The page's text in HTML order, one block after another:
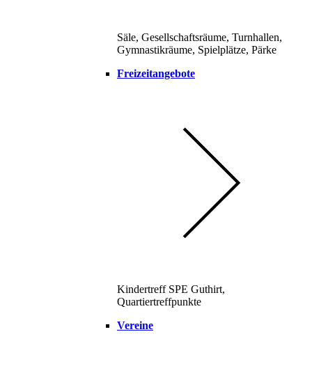
Säle, Gesellschaftsräume, Turnhallen,
Gymnastikräume, Spielplätze, Pärke
Freizeitangebote
Kindertreff SPE Guthirt,
Quartiertreffpunkte
Vereine